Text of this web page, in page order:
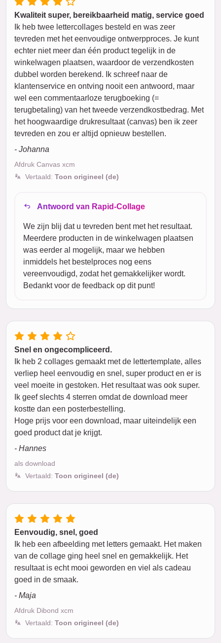
Kwaliteit super, bereikbaarheid matig, service goed
Ik heb twee lettercollages besteld en was zeer
tevreden met het eenvoudige ontwerpproces. Je kunt
echter niet meer dan één product tegelijk in de
winkelwagen plaatsen, waardoor de verzendkosten
dubbel worden berekend. Ik schreef naar de
klantenservice en ontving nooit een antwoord, maar
wel een commentaarloze terugboeking (=
terugbetaling) van het tweede verzendkostbedrag. Met
het hoogwaardige drukresultaat (canvas) ben ik zeer
tevreden en zou er altijd opnieuw bestellen.
- Johanna
Afdruk Canvas xcm
Vertaald: Toon origineel (de)
Antwoord van Rapid-Collage
We zijn blij dat u tevreden bent met het resultaat.
Meerdere producten in de winkelwagen plaatsen
was eerder al mogelijk, maar we hebben
inmiddels het bestelproces nog eens
vereenvoudigd, zodat het gemakkelijker wordt.
Bedankt voor de feedback op dit punt!
Snel en ongecompliceerd.
Ik heb 2 collages gemaakt met de lettertemplate, alles
verliep heel eenvoudig en snel, super product en er is
veel moeite in gestoken. Het resultaat was ook super.
Ik geef slechts 4 sterren omdat de download meer
kostte dan een posterbestelling.
Hoge prijs voor een download, maar uiteindelijk een
goed product dat je krijgt.
- Hannes
als download
Vertaald: Toon origineel (de)
Eenvoudig, snel, goed
Ik heb een afbeelding met letters gemaakt. Het maken
van de collage ging heel snel en gemakkelijk. Het
resultaat is echt mooi geworden en viel als cadeau
goed in de smaak.
- Maja
Afdruk Dibond xcm
Vertaald: Toon origineel (de)